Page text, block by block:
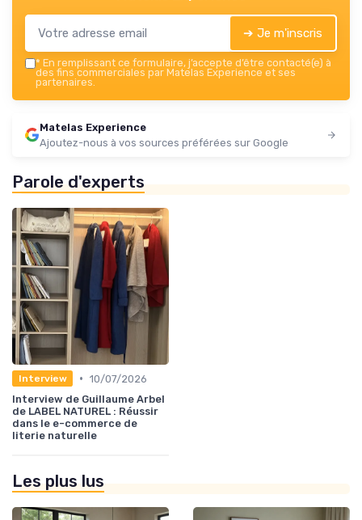
➔ Je m'inscris
* En remplissant ce formulaire, j’accepte d’être contacté(e) à
des fins commerciales par Matelas Experience et ses
partenaires.
Matelas Experience
Ajoutez-nous à vos sources préférées sur Google
Parole d'experts
Interview • 10/07/2026
Interview de Guillaume Arbel
de LABEL NATUREL : Réussir
dans le e-commerce de
literie naturelle
Les plus lus